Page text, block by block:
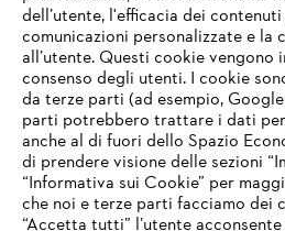
L’azienda
STIHL FAQ
Service
IHR BROWSER WIRD
dell’utente, l'efficacia dei
comunicazioni personalizzate e
all’utente. Questi cookie
consenso degli utenti. I cookie
da terze parti (ad esempio,
parti potrebbero trattare i dati
anche al di fuori dello Spazio
di prendere visione delle sezioni
“Informativa sui Cookie” per
che noi e terze parti facciamo dei
“Accetta tutti” l’utente